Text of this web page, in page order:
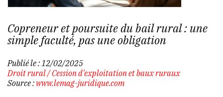
Copreneur et poursuite du bail rural : une
simple faculté, pas une obligation
Publié le : 12/02/2025
Droit rural/Cession d'exploitation et baux ruraux
Source : www.lemag-juridique.com